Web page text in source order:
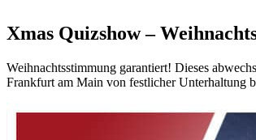
Xmas Quizshow –
Weihnachtsstimmung garantiert! Dieses
Frankfurt am Main von festlicher Unterhaltung